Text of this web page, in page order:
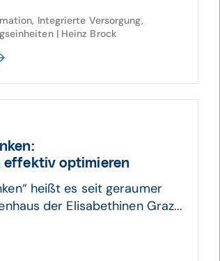
Integrierte Versorgung,
| Heinz Brock
effektiv opti­mieren
heißt es seit geraumer
der Elisabethinen Graz...